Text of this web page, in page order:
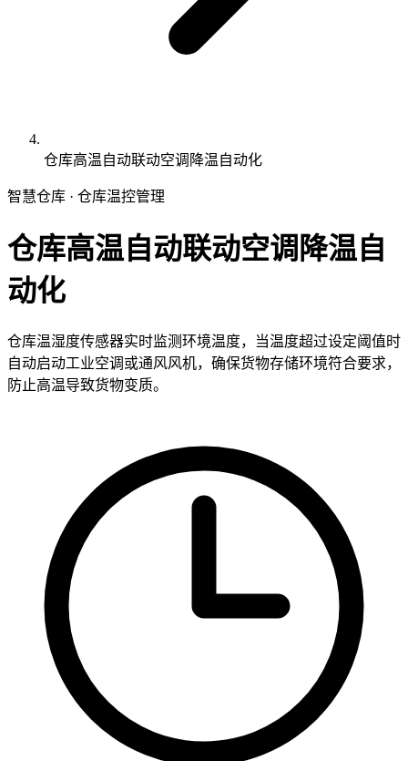
仓库高温自动联动空调降温自动化
智慧仓库 · 仓库温控管理
仓库高温自动联动空调降温自
动化
仓库温湿度传感器实时监测环境温度，当温度超过设定阈值时
自动启动工业空调或通风风机，确保货物存储环境符合要求，
防止高温导致货物变质。